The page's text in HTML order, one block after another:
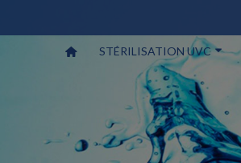
STÉRILISATION UVC